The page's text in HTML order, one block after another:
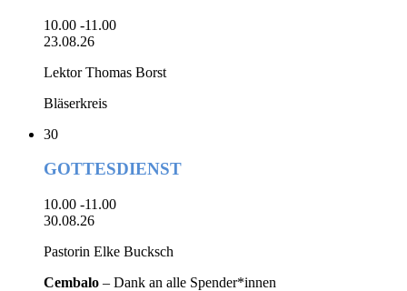
10.00 -11.00
23.08.26
Lektor Thomas Borst
Bläserkreis
30
GOTTESDIENST
10.00 -11.00
30.08.26
Pastorin Elke Bucksch
Cembalo – Dank an alle Spender*innen